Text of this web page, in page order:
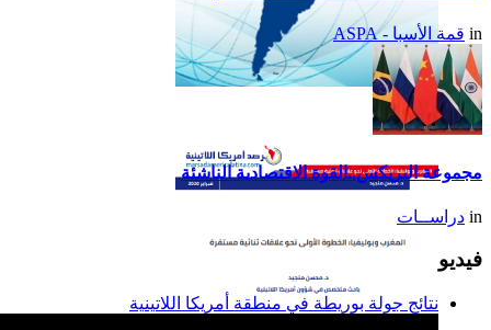
تقرير أمريكا اللاتينية لسنة
2014
in قمة الأسبا - ASPA
مجموعة البريكس..القوة الاقتصادية الناشئة
in دراســات
فيديو
نتائج جولة بوريطة في منطقة أمريكا اللاتينية